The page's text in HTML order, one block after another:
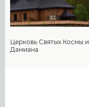
Церковь Святых Космы и
Дамиана